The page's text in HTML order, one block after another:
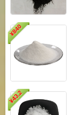
¥
840
¥
43.2